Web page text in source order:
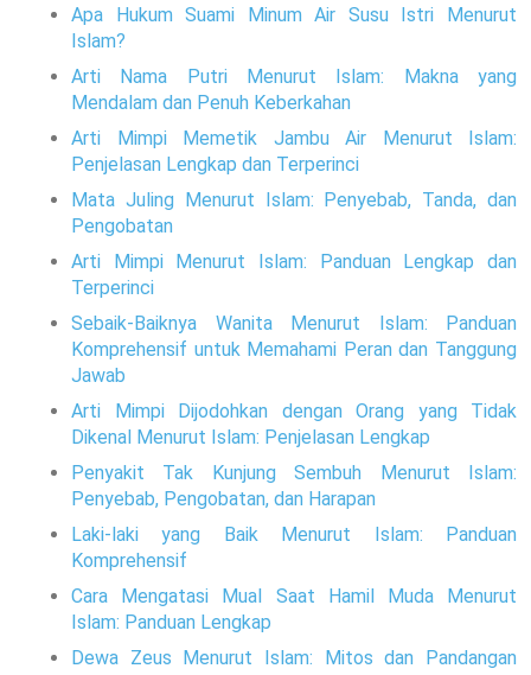
Apa Hukum Suami Minum Air Susu Istri Menurut
Islam?
Arti Nama Putri Menurut Islam: Makna yang
Mendalam dan Penuh Keberkahan
Arti Mimpi Memetik Jambu Air Menurut Islam:
Penjelasan Lengkap dan Terperinci
Mata Juling Menurut Islam: Penyebab, Tanda, dan
Pengobatan
Arti Mimpi Menurut Islam: Panduan Lengkap dan
Terperinci
Sebaik-Baiknya Wanita Menurut Islam: Panduan
Komprehensif untuk Memahami Peran dan Tanggung
Jawab
Arti Mimpi Dijodohkan dengan Orang yang Tidak
Dikenal Menurut Islam: Penjelasan Lengkap
Penyakit Tak Kunjung Sembuh Menurut Islam:
Penyebab, Pengobatan, dan Harapan
Laki-laki yang Baik Menurut Islam: Panduan
Komprehensif
Cara Mengatasi Mual Saat Hamil Muda Menurut
Islam: Panduan Lengkap
Dewa Zeus Menurut Islam: Mitos dan Pandangan